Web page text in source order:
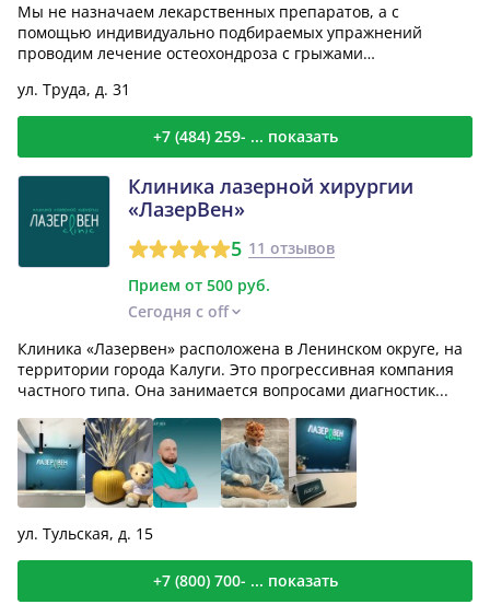
Мы не назначаем лекарственных препаратов, а с
помощью индивидуально подбираемых упражнений
проводим лечение остеохондроза с грыжами
ул. Труда, д. 31
+7 (484) 259- ... показать
Клиника лазерной хирургии
«ЛазерВен»
5 11 отзывов
Прием от 500 руб.
Сегодня с off
Клиника «Лазервен» расположена в Ленинском округе, на
территории города Калуги. Это прогрессивная компания
частного типа. Она занимается вопросами диагностик...
ул. Тульская, д. 15
+7 (800) 700- ... показать